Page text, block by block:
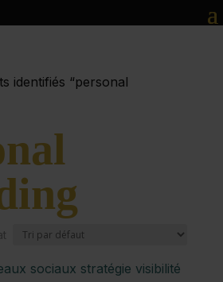
identifiés “personal